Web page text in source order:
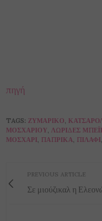
πηγή
TAGS: ΖΥΜΑΡΙΚΌ,
ΜΟΣΧΑΡΙΟΎ, ΛΩΡΊΔΕΣ
ΜΟΣΧΆΡΙ, ΠΆΠΡΙΚΑ, ΠΙΛΆΦΙ,
PREVIOUS ARTICLE
Σε μιούζικαλ η